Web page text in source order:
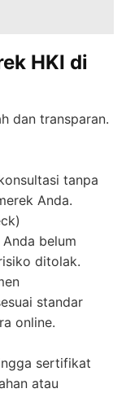
HKI di
dan transparan.
tanpa
Anda.
belum
ditolak.
standar
online.
sertifikat
atau